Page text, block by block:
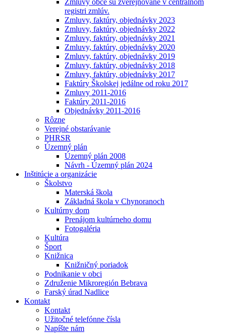
Zmluvy obce sú zverejňované v centrálnom
registri zmlúv.
Zmluvy, faktúry, objednávky 2023
Zmluvy, faktúry, objednávky 2022
Zmluvy, faktúry, objednávky 2021
Zmluvy, faktúry, objednávky 2020
Zmluvy, faktúry, objednávky 2019
Zmluvy, faktúry, objednávky 2018
Zmluvy, faktúry, objednávky 2017
Faktúry Školskej jedálne od roku 2017
Zmluvy 2011-2016
Faktúry 2011-2016
Objednávky 2011-2016
Rôzne
Verejné obstarávanie
PHRSR
Územný plán
Územný plán 2008
Návrh - Územný plán 2024
Inštitúcie a organizácie
Školstvo
Materská škola
Základná škola v Chynoranoch
Kultúrny dom
Prenájom kultúrneho domu
Fotogaléria
Kultúra
Šport
Knižnica
Knižničný poriadok
Podnikanie v obci
Združenie Mikroregión Bebrava
Farský úrad Nadlice
Kontakt
Kontakt
Užitočné telefónne čísla
Napíšte nám